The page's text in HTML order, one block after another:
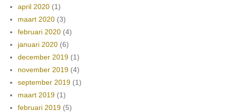
april 2020 (1)
maart 2020 (3)
februari 2020 (4)
januari 2020 (6)
december 2019 (1)
november 2019 (4)
september 2019 (1)
maart 2019 (1)
februari 2019 (5)